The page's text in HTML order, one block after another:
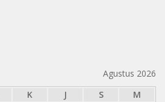
Agustus 2026
K J S
M